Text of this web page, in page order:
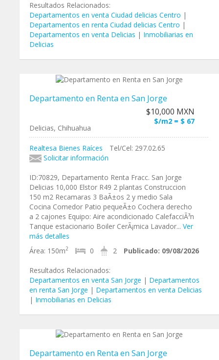
Resultados Relacionados:
Departamentos en venta Ciudad delicias Centro |
Departamentos en renta Ciudad delicias Centro |
Departamentos en venta Delicias | Inmobiliarias en
Delicias
Departamento en Renta en San Jorge
$10,000 MXN
$/m2 = $ 67
Delicias, Chihuahua
Realtesa Bienes Raíces
Tel/Cel: 297.02.65
Solicitar información
ID:70829, Departamento Renta Fracc. San Jorge
Delicias 10,000 Elstor R49 2 plantas Construccion
150 m2 Recamaras 3 BaÃ±os 2 y medio Sala
Cocina Comedor Patio pequeÃ±o Cochera derecho
a 2 cajones Equipo: Aire acondicionado CalefacciÃ³n
Tanque estacionario Boiler CerÃ¡mica Lavador... Ver
más detalles
Área: 150m2 0 2 Publicado: 09/08/2026
Resultados Relacionados:
Departamentos en venta San Jorge | Departamentos
en renta San Jorge | Departamentos en venta Delicias
| Inmobiliarias en Delicias
Departamento en Renta en San Jorge